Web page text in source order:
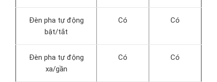
Đèn pha tự động
bật/tắt
Có Có
Đèn pha tự động
xa/gần
Có Có